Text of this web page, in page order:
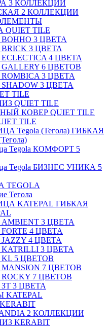
3 КОЛЛЕКЦИИ
2 КОЛЛЕКЦИИ
TILE
3 ЦВЕТА
3 ЦВЕТА
4 ЦВЕТА
6 ЦВЕТОВ
3 ЦВЕТА
3 ЦВЕТА
TILE
QUIET TILE
КОВЕР QUIET TILE
TILE
ГИБКАЯ
Tegola КОМФОРТ 5
Tegola БИЗНЕС УНИКА 5
Тегола
ГИБКАЯ
3 ЦВЕТА
4 ЦВЕТА
4 ЦВЕТА
3 ЦВЕТА
5 ЦВЕТОВ
7 ЦВЕТОВ
7 ЦВЕТОВ
3 ЦВЕТА
2 КОЛЛЕКЦИИ
KERABIT